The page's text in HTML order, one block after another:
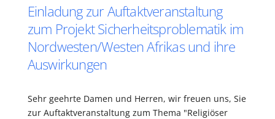
Einladung zur Auftaktveranstaltung
zum Projekt Sicherheitsproblematik im
Nordwesten/Westen Afrikas und ihre
Auswirkungen
Sehr geehrte Damen und Herren, wir freuen uns, Sie
zur Auftaktveranstaltung zum Thema "Religiöser